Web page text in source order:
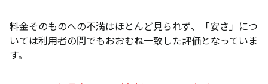
料金そのものへの不満はほとんど見られず、「安さ」につ
いては利用者の間でもおおむね一致した評価となっていま
す。